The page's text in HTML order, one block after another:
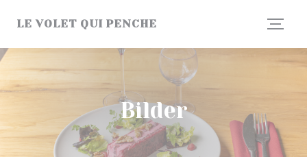
LE VOLET QUI PENCHE
Bilder